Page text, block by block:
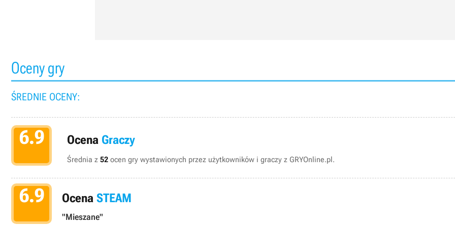
Oceny gry
ŚREDNIE OCENY:
6.9 Ocena Graczy
Średnia z 52 ocen gry wystawionych przez użytkowników i graczy z GRYOnline.pl.
6.9 Ocena STEAM
"Mieszane"